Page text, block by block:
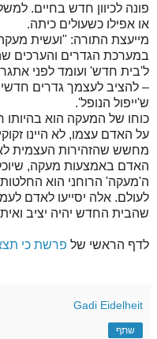
פונה לכיוון חדש בחיים.
או אפילו כשעולים כיתה.
מייעצת התורה: "ועשית
במערכת הגדרים והערכים
ל'בית חדש' ועומד לפני
– להציב לעצמך גדרים
ש'ייפול הנופל'.
כוחו של המעקה הוא בהיותו
על האדם עצמו, לא היינו
מחשש שהזהירות העצמית לא
האדם באמצעות מעקה,
ה'מעקה' הרוחני הוא
לעולם. אלה יסייעו לאדם
שהבית החדש יהיה יציב
לדף הראשי של פרשת כי
Gadi Eidelheit
שתף